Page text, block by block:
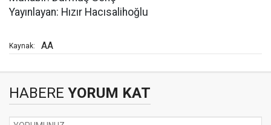
Yayınlayan: Hızır Hacısalihoğlu
Kaynak: AA
HABERE YORUM KAT